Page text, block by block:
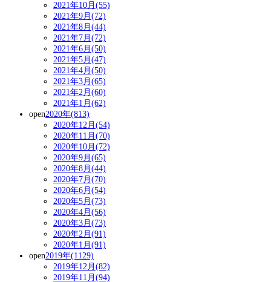
2021年10月(55)
2021年9月(72)
2021年8月(44)
2021年7月(72)
2021年6月(50)
2021年5月(47)
2021年4月(50)
2021年3月(65)
2021年2月(60)
2021年1月(62)
open2020年(813)
2020年12月(54)
2020年11月(70)
2020年10月(72)
2020年9月(65)
2020年8月(44)
2020年7月(70)
2020年6月(54)
2020年5月(73)
2020年4月(56)
2020年3月(73)
2020年2月(91)
2020年1月(91)
open2019年(1129)
2019年12月(82)
2019年11月(94)